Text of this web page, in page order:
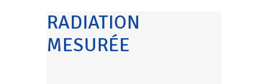
RADIATION
MESURÉE